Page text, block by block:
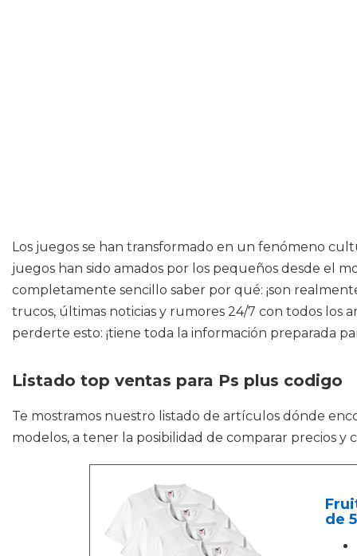
Los juegos se han transformado en un fenómeno
juegos han sido amados por los pequeños desde el
completamente sencillo saber por qué: ¡son
trucos, últimas noticias y rumores 24/7 con todos los
perderte esto: ¡tiene toda la información preparada
Listado top ventas para Ps plus codigo
Te mostramos nuestro listado de artículos dónde
modelos, a tener la posibilidad de comparar precios y
de